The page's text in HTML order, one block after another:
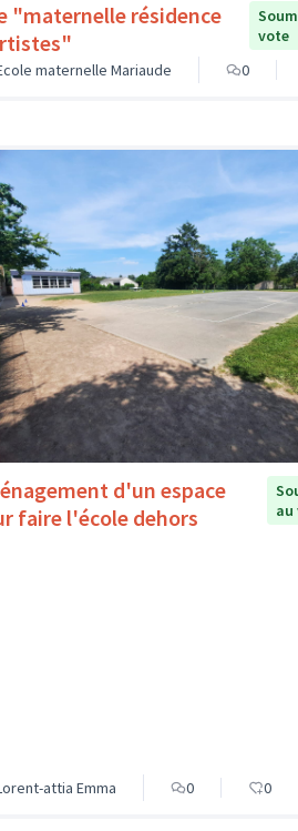
"maternelle résidence
vote
maternelle Mariaude
0
d'un espace
faire l'école dehors
au
attia Emma 0 0